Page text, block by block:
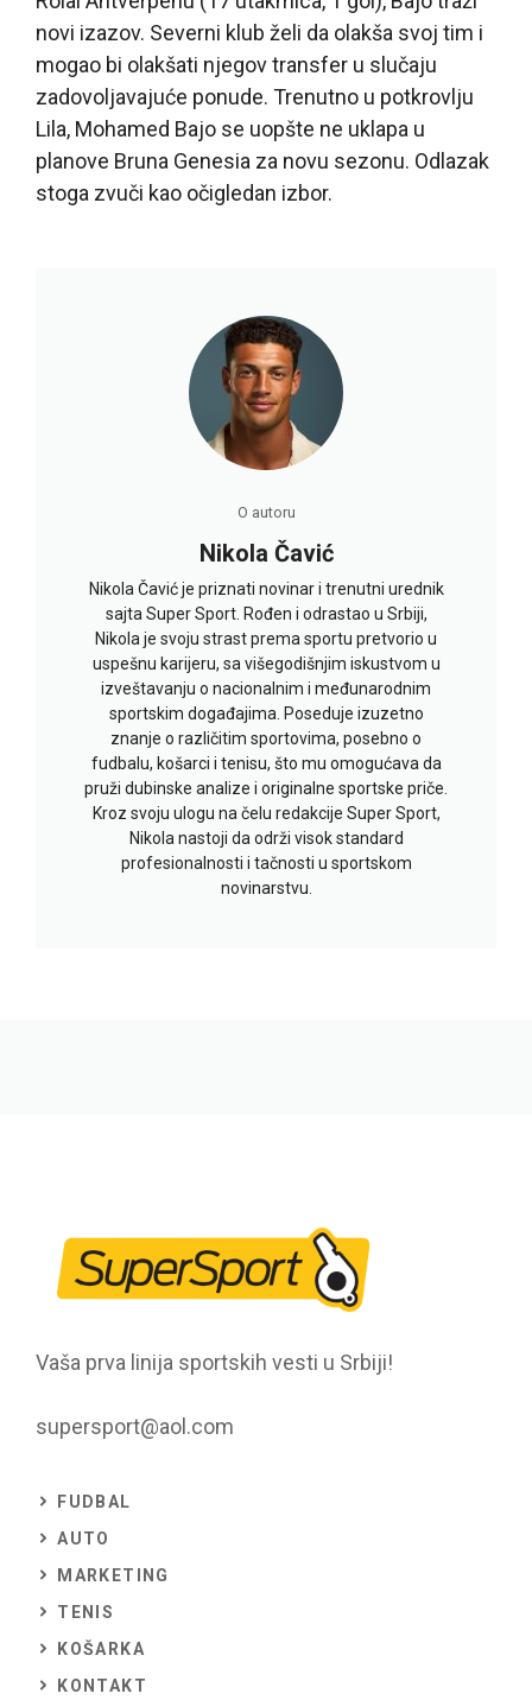
novi izazov. Severni klub želi da olakša svoj tim i
mogao bi olakšati njegov transfer u slučaju
zadovoljavajuće ponude. Trenutno u potkrovlju
Lila, Mohamed Bajo se uopšte ne uklapa u
planove Bruna Genesia za novu sezonu. Odlazak
stoga zvuči kao očigledan izbor.
O autoru
Nikola Čavić
Nikola Čavić je priznati novinar i trenutni urednik
sajta Super Sport. Rođen i odrastao u Srbiji,
Nikola je svoju strast prema sportu pretvorio u
uspešnu karijeru, sa višegodišnjim iskustvom u
izveštavanju o nacionalnim i međunarodnim
sportskim događajima. Poseduje izuzetno
znanje o različitim sportovima, posebno o
fudbalu, košarci i tenisu, što mu omogućava da
pruži dubinske analize i originalne sportske priče.
Kroz svoju ulogu na čelu redakcije Super Sport,
Nikola nastoji da održi visok standard
profesionalnosti i tačnosti u sportskom
novinarstvu.
Vaša prva linija sportskih vesti u Srbiji!
supersport@aol.com
FUDBAL
AUTO
MARKETING
TENIS
KOŠARKA
KONTAKT